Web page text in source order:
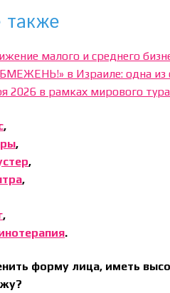
также
малого и среднего
в Израиле: одна
2026 в рамках мирового
,
,
,
,
,
.
форму лица, иметь